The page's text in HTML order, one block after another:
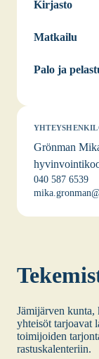
Kirjasto
Matkailu
Palo ja
Grönman
040 587 6539
Jämi­jär­ven kun­ta,
yhtei­söt tar­joa­vat
toi­mi­joi­den
ras­tus­ka­len­te­riin.